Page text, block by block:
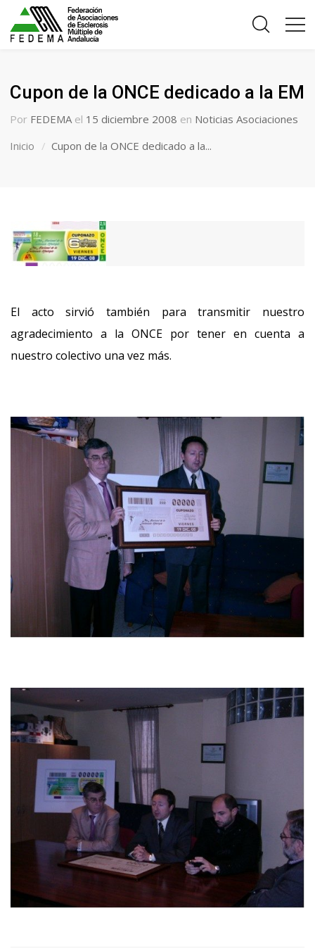
Cupon de la ONCE dedicado a la EM
Por FEDEMA el 15 diciembre 2008 en Noticias Asociaciones
Inicio
Cupon de la ONCE dedicado a la...
El acto sirvió también para transmitir nuestro
agradecimiento a la ONCE por tener en cuenta a
nuestro colectivo una vez más.